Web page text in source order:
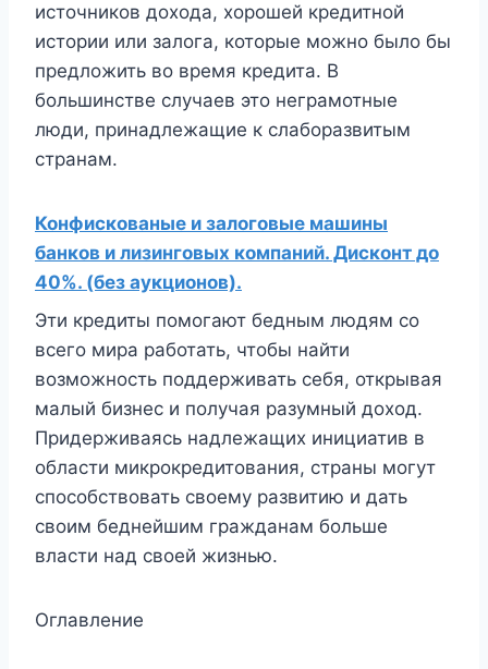
источников дохода, хорошей кредитной
истории или залога, которые можно было бы
предложить во время кредита. В
большинстве случаев это неграмотные
люди, принадлежащие к слаборазвитым
странам.
Конфискованые и залоговые машины
банков и лизинговых компаний. Дисконт до
40%. (без аукционов).
Эти кредиты помогают бедным людям со
всего мира работать, чтобы найти
возможность поддерживать себя, открывая
малый бизнес и получая разумный доход.
Придерживаясь надлежащих инициатив в
области микрокредитования, страны могут
способствовать своему развитию и дать
своим беднейшим гражданам больше
власти над своей жизнью.
Оглавление